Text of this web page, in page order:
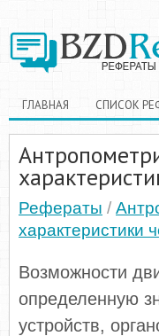
ГЛАВНАЯ СПИСОК
Рефераты /
характеристики
Возможности
определенную
устройств,